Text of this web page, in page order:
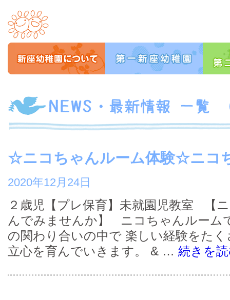
☆ニコちゃんルーム体験☆ニコ
2020年12月24日
２歳児【プレ保育】未就園児教室 【
んでみませんか】 ニコちゃんルーム
の関わり合いの中で 楽しい経験をた
立心を育んでいきます。 & … 続きを